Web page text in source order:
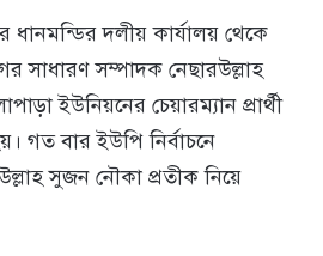
ধানমন্ডির দলীয় কার্যালয় থেকে
সাধারণ সম্পাদক নেছারউল্লাহ
ইউনিয়নের চেয়ারম্যান প্রার্থী
গত বার ইউপি নির্বাচনে
সুজন নৌকা প্রতীক নিয়ে